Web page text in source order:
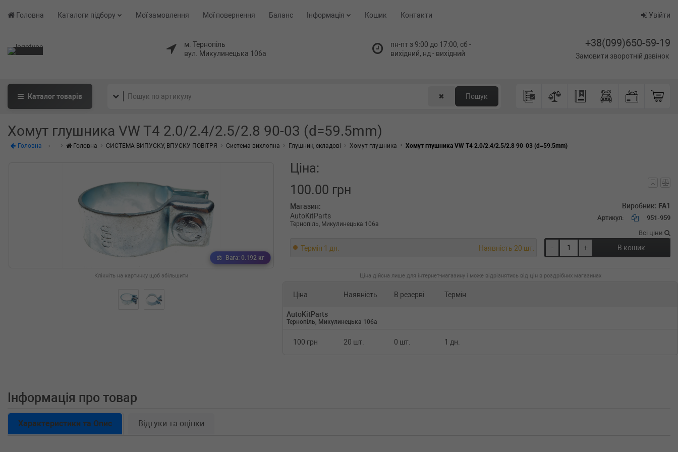
Головна Каталоги підбору Мої замовлення Мої повернення Баланс Інформація Кошик Контакти Увійти
м. Тернопіль
вул. Микулинецька 106а
пн-пт з 9:00 до 17:00, сб -
вихідний, нд - вихідний
+38(099)650-59-19
Замовити зворотній дзвінок
Каталогтоварів ✖ Пошук
Хомут глушника VW T4 2.0/2.4/2.5/2.8 90-03 (d=59.5mm)
Головна Головна СИСТЕМА ВИПУСКУ, ВПУСКУ ПОВІТРЯ Система вихлопна Глушник, складові Хомут глушника Хомут глушника VW T4 2.0/2.4/2.5/2.8 90-03 (d=59.5mm)
Вага: 0.192 кг
Клікніть на картинку щоб збільшити
Ціна:
100.00 грн
Магазин:
AutoKitParts
Тернопіль, Микулинецька 106а
Виробник: FA1
Артикул: 951-959
Всі ціни
Термін 1 дн. Наявність 20 шт. - + В кошик
Ціна дійсна лише для інтернет-магазину і може відрізнятись від цін в роздрібних магазинах
Ціна Наявність В резерві Термін
AutoKitParts
Тернопіль, Микулинецька 106а
100 грн 20 шт. 0 шт. 1 дн.
Інформація про товар
Характеристики та Опис Відгуки та оцінки